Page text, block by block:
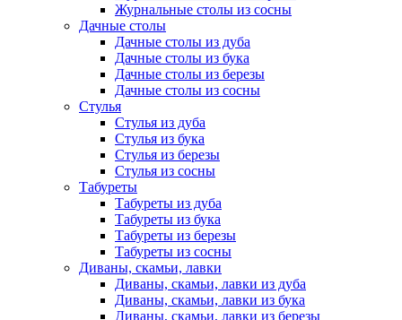
Журнальные столы из сосны
Дачные столы
Дачные столы из дуба
Дачные столы из бука
Дачные столы из березы
Дачные столы из сосны
Стулья
Стулья из дуба
Стулья из бука
Стулья из березы
Стулья из сосны
Табуреты
Табуреты из дуба
Табуреты из бука
Табуреты из березы
Табуреты из сосны
Диваны, скамьи, лавки
Диваны, скамьи, лавки из дуба
Диваны, скамьи, лавки из бука
Диваны, скамьи, лавки из березы